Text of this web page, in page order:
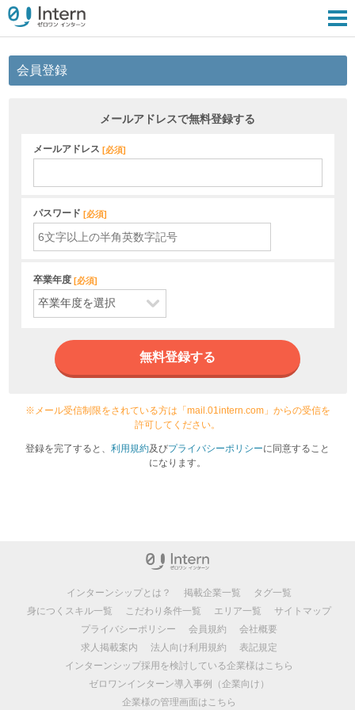
会員登録
メールアドレスで無料登録する
メールアドレス [必須]
パスワード [必須]
卒業年度 [必須]
無料登録する
※メール受信制限をされている方は「mail.01intern.com」からの受信を
許可してください。
登録を完了すると、 利用規約及びプライバシーポリシーに同意すること
になります。
インターンシップとは？ 掲載企業一覧
タグ一覧
身につくスキル一覧
こだわり条件一覧 エリア一覧
サイトマップ
プライバシーポリシー
会員規約
会社概要
求人掲載案内
法人向け利用規約
表記規定
インターンシップ採用を検討している企業様はこちら
ゼロワンインターン導入事例（企業向け）
企業様の管理画面はこちら